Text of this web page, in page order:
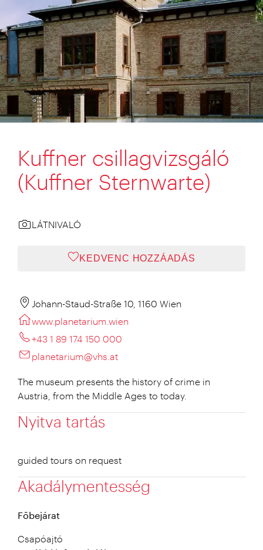
Kuffner csillagvizsgáló
(Kuffner Sternwarte)
LÁTNIVALÓ
KEDVENC HOZZÁADÁS
Johann-Staud-Straße 10, 1160 Wien
www.planetarium.wien
+43 1 89 174 150 000
planetarium@vhs.at
The museum presents the history of crime in
Austria, from the Middle Ages to today.
Nyitva tartás
guided tours on request
Akadálymentesség
Főbejárat
Csapóajtó